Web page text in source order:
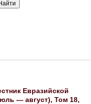
Евразийской
— август), Том 18,